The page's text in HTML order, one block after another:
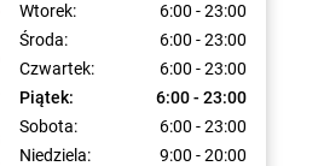
Wtorek:
6:00 - 23:00
Środa:
6:00 - 23:00
Czwartek:
6:00 - 23:00
Piątek:
6:00 - 23:00
Sobota:
6:00 - 23:00
Niedziela:
9:00 - 20:00